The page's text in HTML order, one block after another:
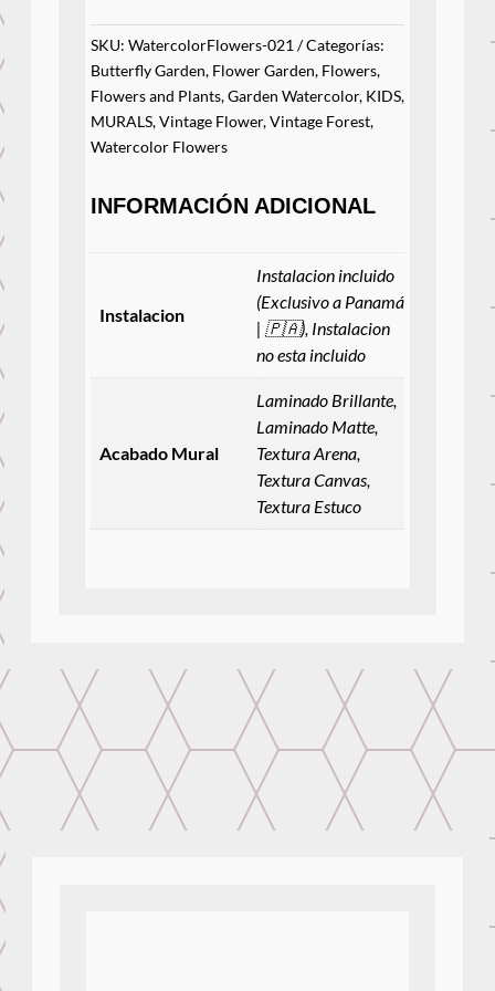
SKU: WatercolorFlowers-021
Categorías:
Butterfly Garden, Flower Garden, Flowers,
Flowers and Plants,Garden Watercolor, KIDS,
MURALS,Vintage Flower,Vintage Forest,
Watercolor Flowers
INFORMACIÓN ADICIONAL
Instalacion
Instalacion incluido
(Exclusivo a Panamá
| 🇵🇦), Instalacion
no esta incluido
Acabado Mural
Laminado Brillante,
Laminado Matte,
Textura Arena,
Textura Canvas,
Textura Estuco